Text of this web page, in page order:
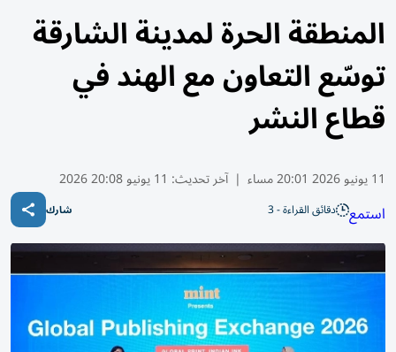
المنطقة الحرة لمدينة الشارقة
توسّع التعاون مع الهند في
قطاع النشر
11 يونيو 2026 20:01 مساء | آخر تحديث: 11 يونيو 20:08 2026
استمع دقائق القراءة - 3 شارك